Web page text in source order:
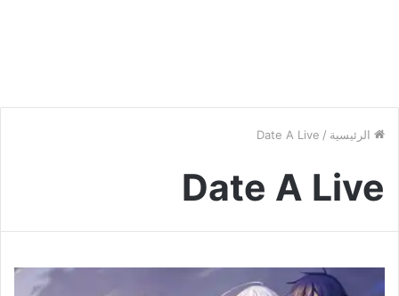
الرئيسية /
Date A Live
Date A Live